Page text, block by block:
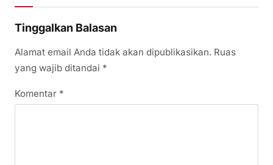
Tinggalkan Balasan
Alamat email Anda tidak akan dipublikasikan. Ruas
yang wajib ditandai *
Komentar *